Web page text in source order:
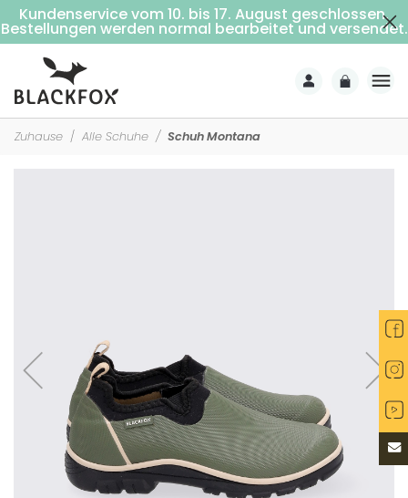
Kostenlose Lieferung ab 69€ Einkaufswert (Nach Hause mit Unterschrift)
Zuhause Alle Schuhe Schuh Montana
Kundenservice vom 10. bis 17. August geschlossen.
Bestellungen werden normal bearbeitet und versendet.